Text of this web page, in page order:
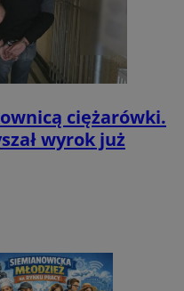
ciężarówki.
wyrok już